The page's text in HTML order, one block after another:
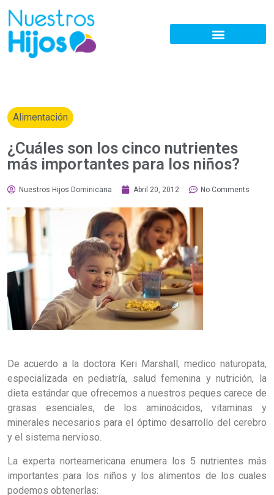
Alimentación
¿Cuáles son los cinco nutrientes
más importantes para los niños?
Nuestros Hijos Dominicana Abril 20, 2012 No Comments
De acuerdo a la doctora Keri Marshall, medico naturopata,
especializada en pediatría, salud femenina y nutrición, la
dieta estándar que ofrecemos a nuestros peques carece de
grasas esenciales, de los aminoácidos, vitaminas y
minerales necesarios para el óptimo desarrollo del cerebro
y el sistema nervioso.
La experta norteamericana enumera los 5 nutrientes más
importantes para los niños y los alimentos de los cuales
podemos obtenerlas: